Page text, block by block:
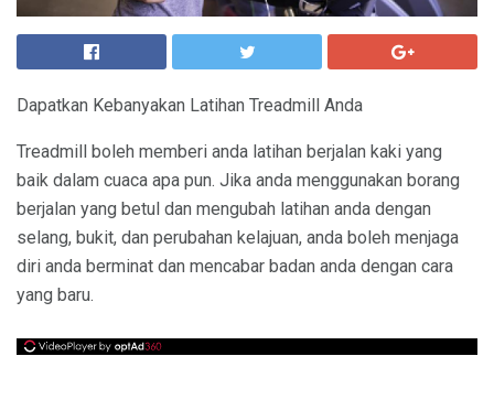
Dapatkan Kebanyakan Latihan Treadmill Anda
Treadmill boleh memberi anda latihan berjalan kaki yang
baik dalam cuaca apa pun. Jika anda menggunakan borang
berjalan yang betul dan mengubah latihan anda dengan
selang, bukit, dan perubahan kelajuan, anda boleh menjaga
diri anda berminat dan mencabar badan anda dengan cara
yang baru.